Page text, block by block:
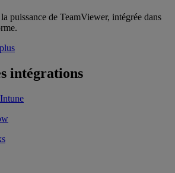
puissance de TeamViewer, intégrée dans
intégrations